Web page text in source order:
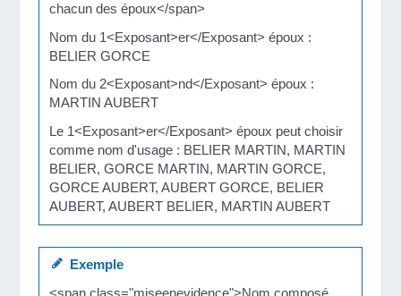
chacun des époux</span>
Nom du 1<Exposant>er</Exposant> époux :
BELIER GORCE
Nom du 2<Exposant>nd</Exposant> époux :
MARTIN AUBERT
Le 1<Exposant>er</Exposant> époux peut choisir
comme nom d'usage : BELIER MARTIN, MARTIN
BELIER, GORCE MARTIN, MARTIN GORCE,
GORCE AUBERT, AUBERT GORCE, BELIER
AUBERT, AUBERT BELIER, MARTIN AUBERT
Exemple
<span class="miseenevidence">Nom composé